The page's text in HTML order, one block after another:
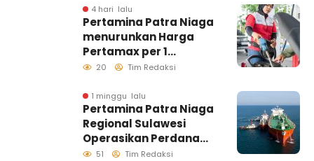
Distribusi Biosolar
Berjalan Optimal
4 hari lalu
Pertamina Patra Niaga
menurunkan Harga
Pertamax per 1
Agustus 2026
20 Tim Redaksi
1 minggu lalu
Pertamina Patra Niaga
Regional Sulawesi
Operasikan Perdana
Ship to Ship
51 Tim Redaksi